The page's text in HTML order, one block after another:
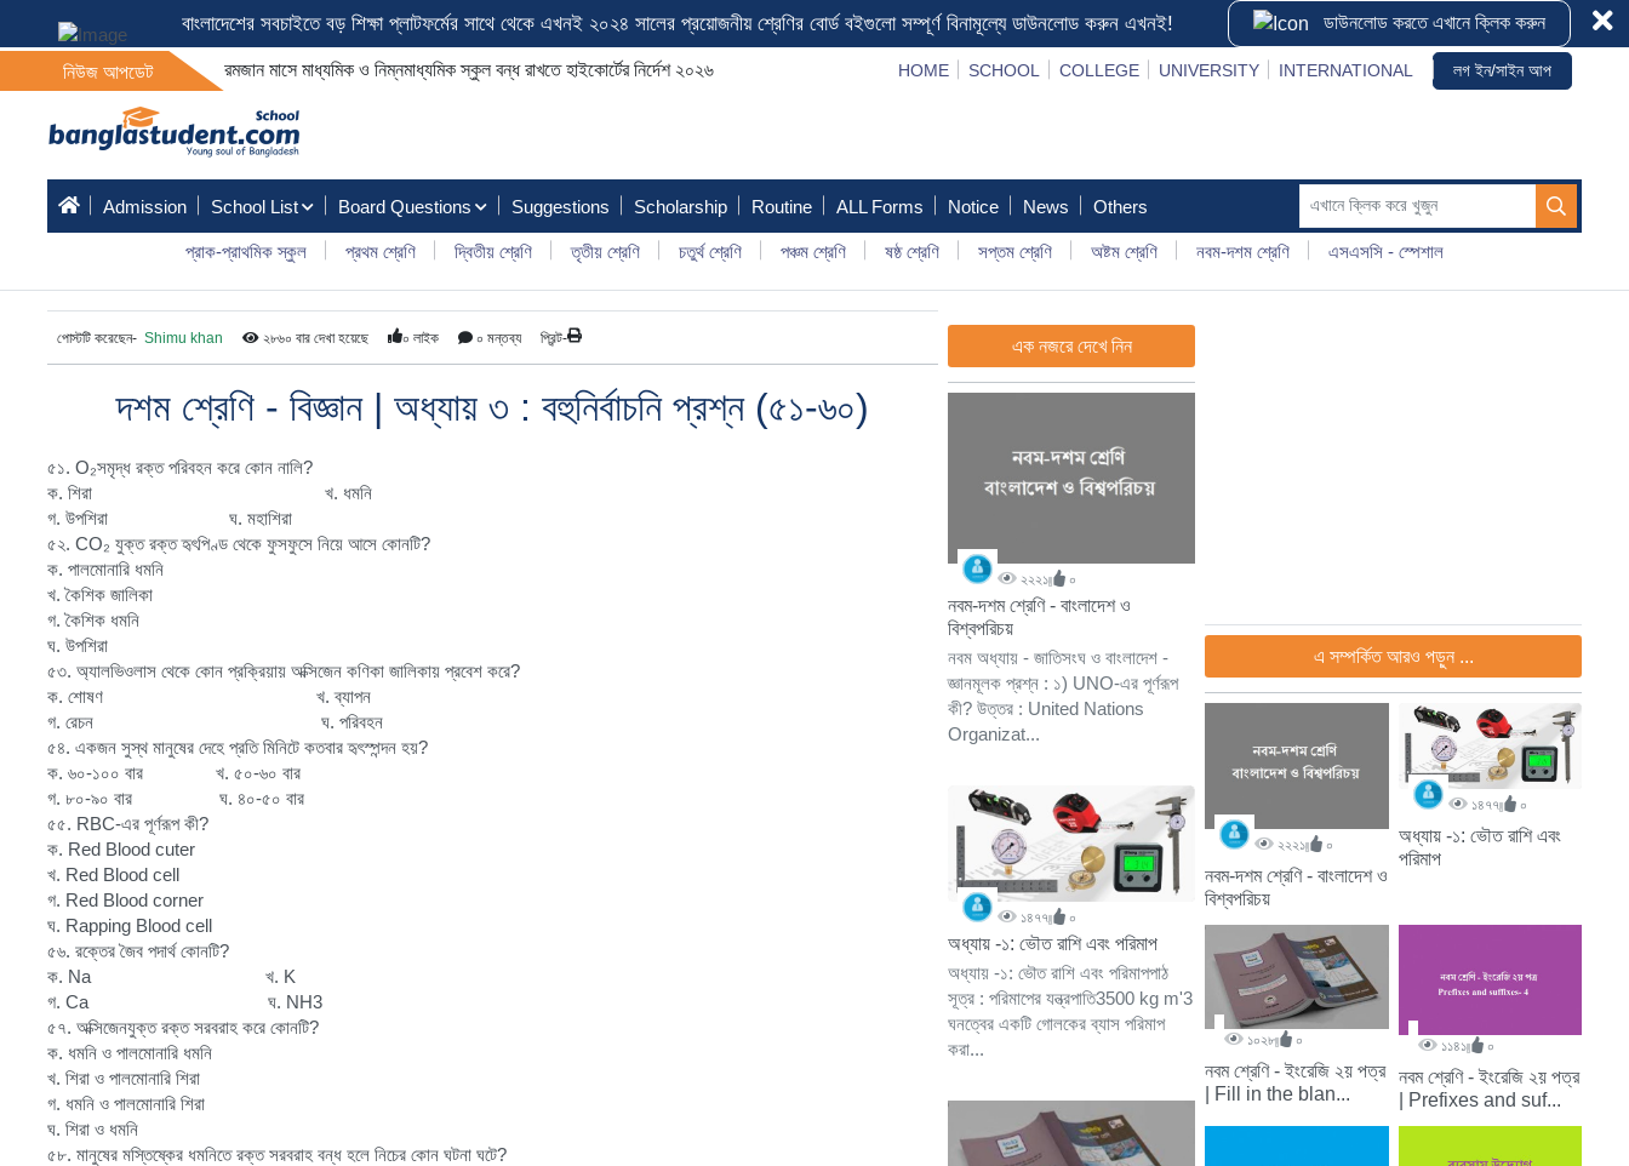
বাংলাদেশের সবচাইতে বড় শিক্ষা প্লাটফর্মের সাথে থেকে এখনই ২০২৪ সালের প্রয়োজনীয় শ্রেণির বোর্ড বইগুলো সম্পূর্ণ বিনামূল্যে ডাউনলোড করুন এখনই! ডাউনলোড করতে এখানে ক্লিক করুন
নিউজ আপডেট রমজান মাসে মাধ্যমিক ও নিম্নমাধ্যমিক স্কুল বন্ধ রাখতে হাইকোর্টের নির্দেশ ২০২৬ HOME SCHOOL COLLEGE UNIVERSITY INTERNATIONAL লগ ইন/সাইন আপ
Admission School List Board Questions Suggestions Scholarship Routine ALL Forms Notice News Others
প্রাক-প্রাথমিক স্কুল প্রথম শ্রেণি দ্বিতীয় শ্রেণি তৃতীয় শ্রেণি চতুর্থ শ্রেণি পঞ্চম শ্রেণি ষষ্ঠ শ্রেণি সপ্তম শ্রেণি অষ্টম শ্রেণি নবম-দশম শ্রেণি এসএসসি - স্পেশাল
পোস্টটি করেছেন- Shimu khan ২৮৬০ বার দেখা হয়েছে ০ লাইক ০ মন্তব্য প্রিন্ট-
দশম শ্রেণি - বিজ্ঞান | অধ্যায় ৩ : বহুনির্বাচনি প্রশ্ন (৫১-৬০)
৫১. O₂সমৃদ্ধ রক্ত পরিবহন করে কোন নালি?
ক. শিরা খ. ধমনি
গ. উপশিরা ঘ. মহাশিরা
৫২. CO₂ যুক্ত রক্ত হৃৎপিণ্ড থেকে ফুসফুসে নিয়ে আসে কোনটি?
ক. পালমোনারি ধমনি
খ. কৈশিক জালিকা
গ. কৈশিক ধমনি
ঘ. উপশিরা
৫৩. অ্যালভিওলাস থেকে কোন প্রক্রিয়ায় অক্সিজেন কণিকা জালিকায় প্রবেশ করে?
ক. শোষণ খ. ব্যাপন
গ. রেচন ঘ. পরিবহন
৫৪. একজন সুস্থ মানুষের দেহে প্রতি মিনিটে কতবার হৃৎস্পন্দন হয়?
ক. ৬০-১০০ বার খ. ৫০-৬০ বার
গ. ৮০-৯০ বার ঘ. ৪০-৫০ বার
৫৫. RBC-এর পূর্ণরূপ কী?
ক. Red Blood cuter
খ. Red Blood cell
গ. Red Blood corner
ঘ. Rapping Blood cell
৫৬. রক্তের জৈব পদার্থ কোনটি?
ক. Na খ. K
গ. Ca ঘ. NH3
৫৭. অক্সিজেনযুক্ত রক্ত সরবরাহ করে কোনটি?
ক. ধমনি ও পালমোনারি ধমনি
খ. শিরা ও পালমোনারি শিরা
গ. ধমনি ও পালমোনারি শিরা
ঘ. শিরা ও ধমনি
৫৮. মানুষের মস্তিষ্কের ধমনিতে রক্ত সরবরাহ বন্ধ হলে নিচের কোন ঘটনা ঘটে?
এক নজরে দেখে নিন
২২২১ ০
নবম-দশম শ্রেণি - বাংলাদেশ ও
বিশ্বপরিচয়
নবম অধ্যায় - জাতিসংঘ ও বাংলাদেশ -
জ্ঞানমূলক প্রশ্ন : ১) UNO-এর পূর্ণরূপ
কী? উত্তর : United Nations
Organizat...
১৪৭৭ ০
অধ্যায় -১: ভৌত রাশি এবং পরিমাপ
অধ্যায় -১: ভৌত রাশি এবং পরিমাপপাঠ
সূত্র : পরিমাপের যন্ত্রপাতি3500 kg m'3
ঘনত্বের একটি গোলকের ব্যাস পরিমাপ
করা...
এ সম্পর্কিত আরও পড়ুন ...
২২২১ ০
নবম-দশম শ্রেণি - বাংলাদেশ ও
বিশ্বপরিচয়
১৪৭৭ ০
অধ্যায় -১: ভৌত রাশি এবং
পরিমাপ
১০২৮ ০
নবম শ্রেণি - ইংরেজি ২য় পত্র
| Fill in the blan...
১১৪১ ০
নবম শ্রেণি - ইংরেজি ২য় পত্র
| Prefixes and suf...